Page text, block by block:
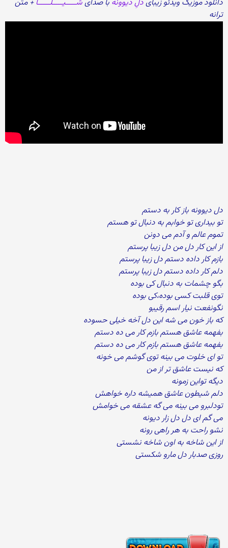
دانلود موزیک ویدئو زیبایدلِ دیوونه با صدایشـــــیـــــلــــــا+ متن
ترانه
دل دیوونه باز کار به دستم
تو بیداری تو خوابم به دنبال تو هستم
تموم عالم و آدم می دونن
از این کار دل من دل زیبا پرستم
بازم کار داده دستم دل زیبا پرستم
دلم کار داده دستم دل زیبا پرستم
بگو چشمات به دنبال کی بوده
توی قلبت کسی بوده،کی بوده
نگونفعت نیار اسم رقیبو
که باز خون می شه این دل آخه خیلی حسوده
بفهمه عاشق هستم بازم کار می ده دستم
بفهمه عاشق هستم بازم کار می ده دستم
تو ای خلوت می بینه توی گوشم می خونه
که نیست عاشق تر از من
دیگه تواین زمونه
دلم شیطون عاشق همیشه داره خواهش
تودلبرو می بینه می گه عشقه می خوامش
می گم ای دل دل زار دیونه
نشو راحت به هر راهی رونه
از این شاخه به اون شاخه نشستی
روزی صدبار دل مارو شکستی